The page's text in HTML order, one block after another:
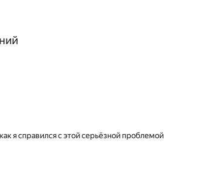
я справился с этой серьёзной проблемой